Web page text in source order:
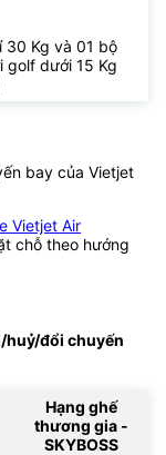
30 Kg và 01 bộ
golf dưới 15 Kg
bay của Vietjet
Vietjet Air
chỗ theo hướng
huỷ/đổi chuyến
Hạng ghế
thương gia -
SKYBOSS